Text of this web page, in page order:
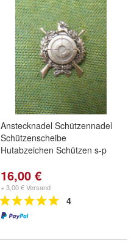
Anstecknadel Schützennadel
Schützenscheibe
Hutabzeichen Schützen s-p
16,00 €
+ 3,00 € Versand
4